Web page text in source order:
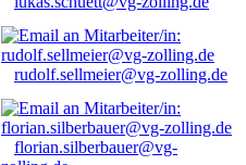
rudolf.sellmeier@vg-zolling.de
florian.silberbauer@vg-